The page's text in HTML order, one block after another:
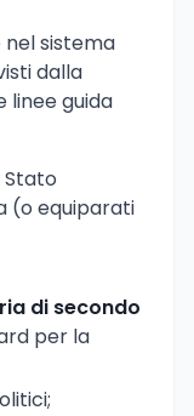
nel sistema
dalla
guida
Stato
(o equiparati
di secondo
per la